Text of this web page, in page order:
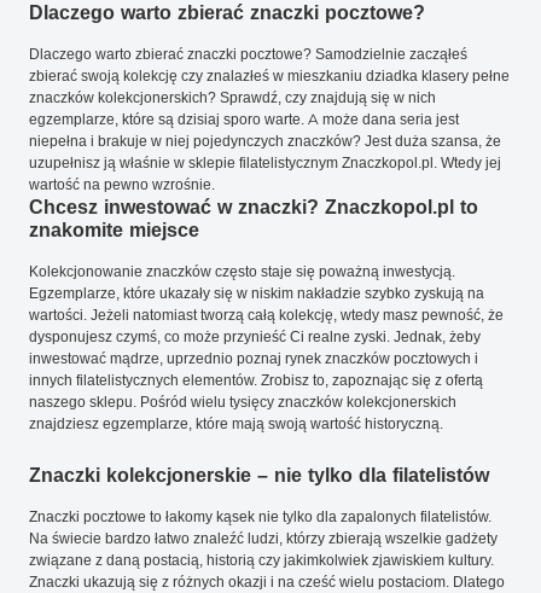
Dlaczego warto zbierać znaczki pocztowe?
Dlaczego warto zbierać znaczki pocztowe? Samodzielnie zacząłeś
zbierać swoją kolekcję czy znalazłeś w mieszkaniu dziadka klasery pełne
znaczków kolekcjonerskich? Sprawdź, czy znajdują się w nich
egzemplarze, które są dzisiaj sporo warte. A może dana seria jest
niepełna i brakuje w niej pojedynczych znaczków? Jest duża szansa, że
uzupełnisz ją właśnie w sklepie filatelistycznym Znaczkopol.pl. Wtedy jej
wartość na pewno wzrośnie.
Chcesz inwestować w znaczki? Znaczkopol.pl to
znakomite miejsce
Kolekcjonowanie znaczków często staje się poważną inwestycją.
Egzemplarze, które ukazały się w niskim nakładzie szybko zyskują na
wartości. Jeżeli natomiast tworzą całą kolekcję, wtedy masz pewność, że
dysponujesz czymś, co może przynieść Ci realne zyski. Jednak, żeby
inwestować mądrze, uprzednio poznaj rynek znaczków pocztowych i
innych filatelistycznych elementów. Zrobisz to, zapoznając się z ofertą
naszego sklepu. Pośród wielu tysięcy znaczków kolekcjonerskich
znajdziesz egzemplarze, które mają swoją wartość historyczną.
Znaczki kolekcjonerskie – nie tylko dla filatelistów
Znaczki pocztowe to łakomy kąsek nie tylko dla zapalonych filatelistów.
Na świecie bardzo łatwo znaleźć ludzi, którzy zbierają wszelkie gadżety
związane z daną postacią, historią czy jakimkolwiek zjawiskiem kultury.
Znaczki ukazują się z różnych okazji i na cześć wielu postaciom. Dlatego